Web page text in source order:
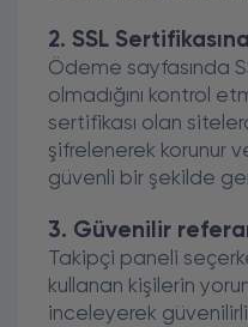
2. SSL
Ödeme sayfasında
olmadığını kontrol
sertifikası olan
şifrelenerek korunur
güvenli bir şekilde
3. Güvenilir
Takipçi paneli
kullanan kişilerin
inceleyerek